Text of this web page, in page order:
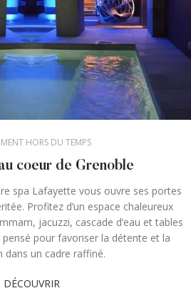
HORS DU TEMPS
coeur de Grenoble
spa Lafayette vous ouvre ses portes
Profitez d’un espace chaleureux
jacuzzi, cascade d’eau et tables
pour favoriser la détente et la
dans un cadre raffiné.
DÉCOUVRIR